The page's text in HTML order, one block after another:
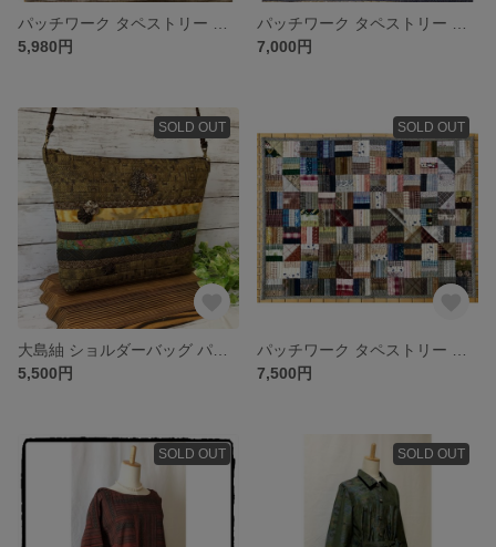
5,980円
7,000円
SOLD OUT
5,500円
SOLD OUT
7,500円
SOLD OUT SOLD OUT